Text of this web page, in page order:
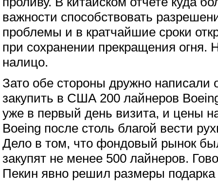
важности способствовать
проблемы и в кратчайшие сроки
при сохранении прекращения огня.
налицо.
Зато обе стороны дружно написали
закупить в США 200 лайнеров
уже в первый день визита, и цены
Boeing после столь благой вести
Дело в том, что фондовый рынок
закупят не менее 500 лайнеров.
Пекин явно решил размеры подарка